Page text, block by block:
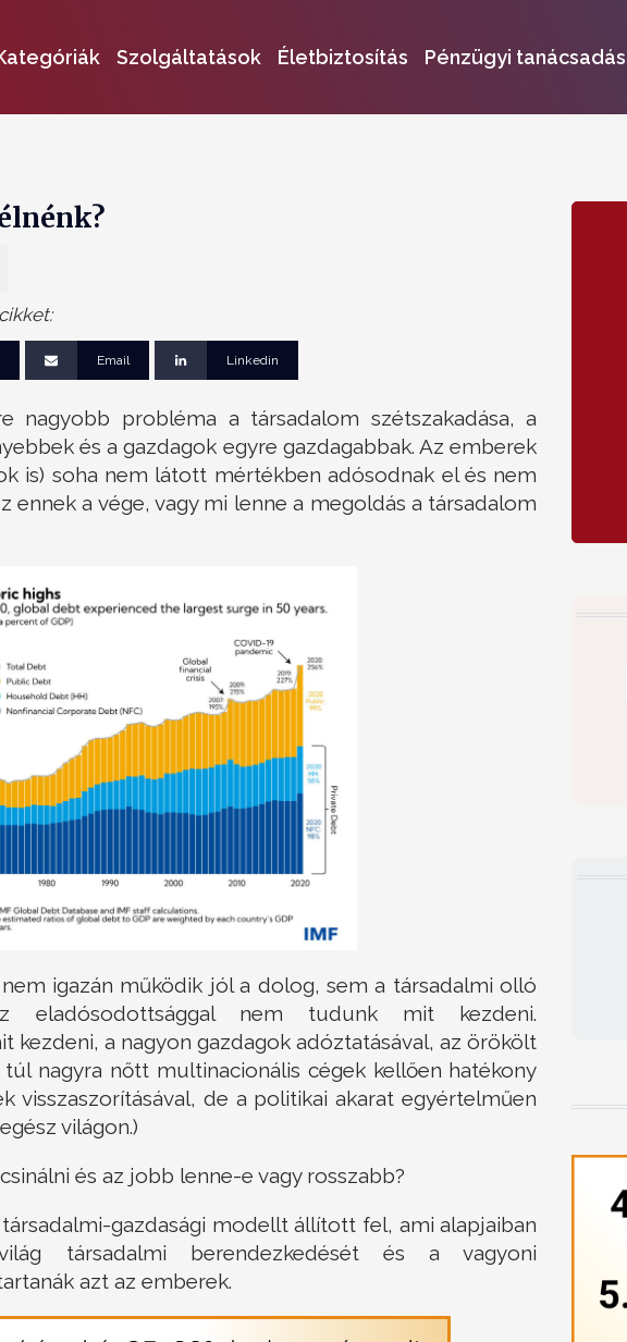
Szolgáltatások Életbiztosítás Pénzügyi tanácsadás
Email Linkedin
nagyobb probléma a társadalom szétszakadása, a
és a gazdagok egyre gazdagabbak. Az emberek
is) soha nem látott mértékben adósodnak el és nem
ennek a vége, vagy mi lenne a megoldás a társadalom
igazán működik jól a dolog, sem a társadalmi olló
eladósodottsággal nem tudunk mit kezdeni.
kezdeni, a nagyon gazdagok adóztatásával, az örökölt
nagyra nőtt multinacionális cégek kellően hatékony
visszaszorításával, de a politikai akarat egyértelműen
világon.)
és az jobb lenne-e vagy rosszabb?
gazdasági modellt állított fel, ami alapjaiban
társadalmi berendezkedését és a vagyoni
azt az emberek.